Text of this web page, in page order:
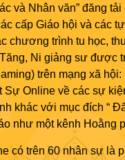
và Nhân văn” đăng tải
cấp Giáo hội và các
chương trình tu học,
Ni giảng sư được
trên mạng xã hội:
Sự Online về các sự
khác với mục đích “
như một kênh Hoằng
có trên 60 nhân sự là